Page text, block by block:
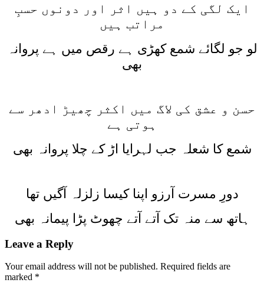
ایک لگی کے دو ہیں اثر اور دونوں حسبِ
مراتب ہیں
لو جو لگائے شمع کھڑی ہے رقص میں ہے پروانہ
بھی
حسن و عشق کی لاگ میں اکثر چھیڑ ادھر سے
ہوتی ہے
شمع کا شعلہ جب لہرایا اڑ کے چلا پروانہ بھی
دورِ مسرت آرزو اپنا کیسا زلزلہ آگیں تھا
ہاتھ سے منہ تک آتے آتے چھوٹ پڑا پیمانہ بھی
Leave a Reply
Your email address will not be published. Required fields are
marked *